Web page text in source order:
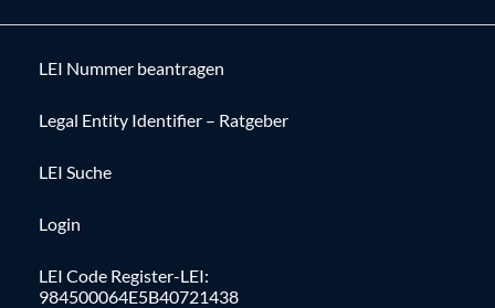
LEI Nummer beantragen
Legal Entity Identifier – Ratgeber
LEI Suche
Login
LEI Code Register-LEI:
984500064E5B40721438